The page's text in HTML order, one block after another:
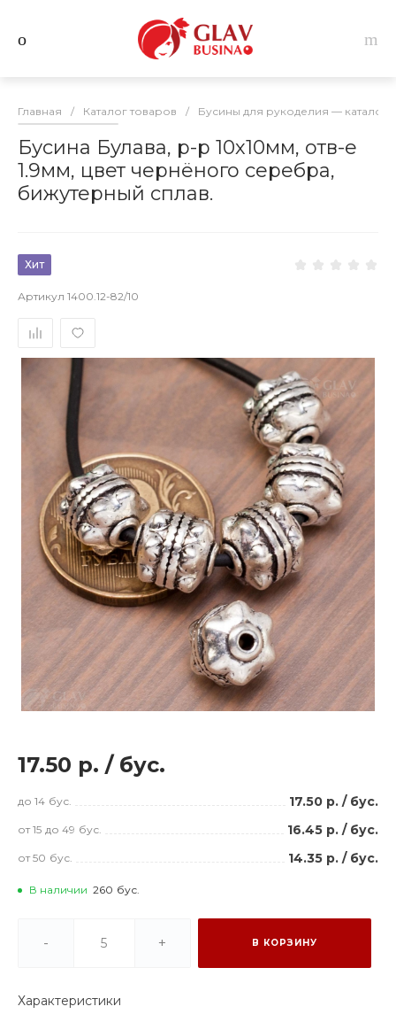
Главная / Каталог товаров / Бусины для рукоделия — каталог
Бусина Булава, р-р 10х10мм, отв-е
1.9мм, цвет чернёного серебра,
бижутерный сплав.
Хит
Артикул 1400.12-82/10
17.50 р. / бус.
до 14 бус. 17.50 р. / бус.
от 15 до 49 бус. 16.45 р. / бус.
от 50 бус. 14.35 р. / бус.
В наличии 260 бус.
- + В КОРЗИНУ
Характеристики